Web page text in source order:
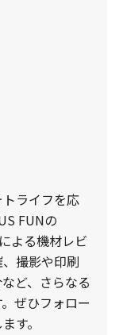
ライフを応
FUNの
よる機材レビ
撮影や印刷
ど、さらなる
ぜひフォロー
す。